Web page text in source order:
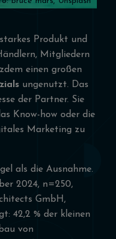
Produkt und
Mitgliedern
einen großen
ungenutzt. Das
der Partner. Sie
Know-how oder die
Marketing zu
als die Ausnahme.
2024, n=250,
GmbH,
42,2 % der kleinen
von